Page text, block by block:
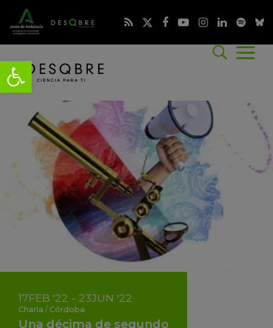
17FEB '22 - 23JUN '22
Charla / Córdoba
Una décima de segundo